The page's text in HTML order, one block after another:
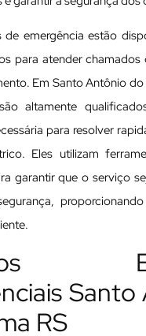
de emergência estão
para atender chamados
Em Santo Antônio do
altamente
para resolver
Eles utilizam
garantir que o serviço
RS